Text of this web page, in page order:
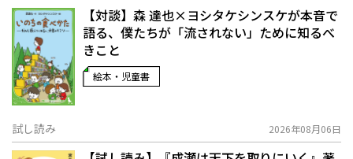
【対談】森 達也×ヨシタケシンスケが本音で
語る、僕たちが「流されない」ために知るべ
きこと
絵本・児童書
試し読み 2026年08月06日